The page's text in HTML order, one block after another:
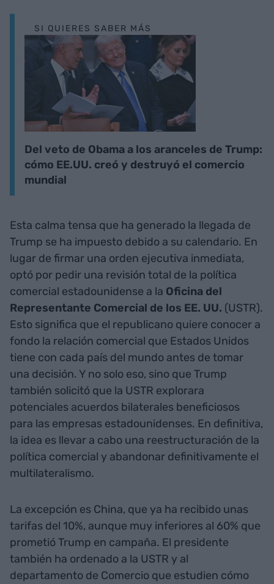
SI QUIERES SABER MÁS
Del veto de Obama a los aranceles de Trump:
cómo EE.UU. creó y destruyó el comercio
mundial
Esta calma tensa que ha generado la llegada de
Trump se ha impuesto debido a su calendario. En
lugar de firmar una orden ejecutiva inmediata,
optó por pedir una revisión total de la política
comercial estadounidense a la Oficina del
Representante Comercial de los EE. UU. (USTR).
Esto significa que el republicano quiere conocer a
fondo la relación comercial que Estados Unidos
tiene con cada país del mundo antes de tomar
una decisión. Y no solo eso, sino que Trump
también solicitó que la USTR explorara
potenciales acuerdos bilaterales beneficiosos
para las empresas estadounidenses. En definitiva,
la idea es llevar a cabo una reestructuración de la
política comercial y abandonar definitivamente el
multilateralismo.
La excepción es China, que ya ha recibido unas
tarifas del 10%, aunque muy inferiores al 60% que
prometió Trump en campaña. El presidente
también ha ordenado a la USTR y al
departamento de Comercio que estudien cómo